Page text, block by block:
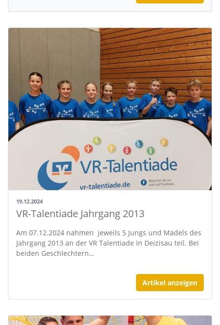
19.12.2024
VR-Talentiade Jahrgang 2013
Am 07.12.2024 nahmen jeweils 5 Jungs und Mädels des
Jahrgang 2013 an der VR Talentiade in Deizisau teil. Bei
beiden Geschlechtern…
Artikel anzeigen